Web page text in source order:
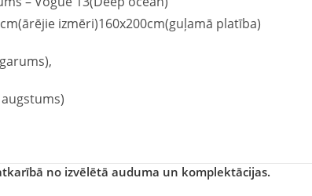
izmēri)160x200cm(guļamā platība)
no izvēlētā auduma un komplektācijas.